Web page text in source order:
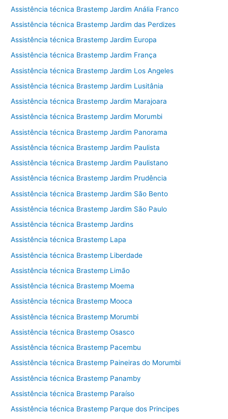
Assistência técnica Brastemp Jardim Anália Franco
Assistência técnica Brastemp Jardim das Perdizes
Assistência técnica Brastemp Jardim Europa
Assistência técnica Brastemp Jardim França
Assistência técnica Brastemp Jardim Los Angeles
Assistência técnica Brastemp Jardim Lusitânia
Assistência técnica Brastemp Jardim Marajoara
Assistência técnica Brastemp Jardim Morumbi
Assistência técnica Brastemp Jardim Panorama
Assistência técnica Brastemp Jardim Paulista
Assistência técnica Brastemp Jardim Paulistano
Assistência técnica Brastemp Jardim Prudência
Assistência técnica Brastemp Jardim São Bento
Assistência técnica Brastemp Jardim São Paulo
Assistência técnica Brastemp Jardins
Assistência técnica Brastemp Lapa
Assistência técnica Brastemp Liberdade
Assistência técnica Brastemp Limão
Assistência técnica Brastemp Moema
Assistência técnica Brastemp Mooca
Assistência técnica Brastemp Morumbi
Assistência técnica Brastemp Osasco
Assistência técnica Brastemp Pacembu
Assistência técnica Brastemp Paineiras do Morumbi
Assistência técnica Brastemp Panamby
Assistência técnica Brastemp Paraíso
Assistência técnica Brastemp Parque dos Principes